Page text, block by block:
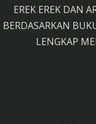
EREK EREK DAN
BERDASARKAN
LENGKAP